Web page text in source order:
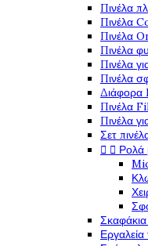
Πινέλα
Πινέλα
Πινέλα
Πινέλα
Πινέλα
Πινέλα
Διάφορα
Πινέλα
Πινέλα
Σετ
  Ρολά
Εργαλεία